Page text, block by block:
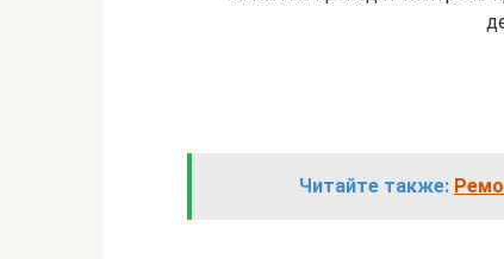
Читайте также: